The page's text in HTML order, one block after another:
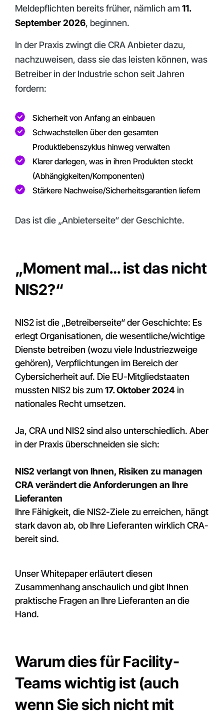
Meldepflichten bereits früher, nämlich am11.
September 2026, beginnen.
In der Praxis zwingt die CRA Anbieter dazu,
nachzuweisen, dass sie das leisten können, was
Betreiber in der Industrie schon seit Jahren
fordern:
Sicherheit von Anfang an einbauen
Schwachstellen über den gesamten
Produktlebenszyklus hinweg verwalten
Klarer darlegen, was in ihren Produkten steckt
(Abhängigkeiten/Komponenten)
Stärkere Nachweise/Sicherheitsgarantien liefern
Das ist die „Anbieterseite“ der Geschichte.
„Moment mal… ist das nicht
NIS2?“
NIS2 ist die „Betreiberseite“ der Geschichte: Es
erlegt Organisationen, die wesentliche/wichtige
Dienste betreiben (wozu viele Industriezweige
gehören), Verpflichtungen im Bereich der
Cybersicherheit auf. Die EU-Mitgliedstaaten
mussten NIS2 bis zum17. Oktober 2024in
nationales Recht umsetzen.
Ja, CRA und NIS2 sind also unterschiedlich. Aber
in der Praxis überschneiden sie sich:
NIS2 verlangt von Ihnen, Risiken zu managen
CRA verändert die Anforderungen an Ihre
Lieferanten
Ihre Fähigkeit, die NIS2-Ziele zu erreichen, hängt
stark davon ab, ob Ihre Lieferanten wirklich CRA-
bereit sind.
Unser Whitepaper erläutert diesen
Zusammenhang anschaulich und gibt Ihnen
praktische Fragen an Ihre Lieferanten an die
Hand.
Warum dies für Facility-
Teams wichtig ist (auch
wenn Sie sich nicht mit